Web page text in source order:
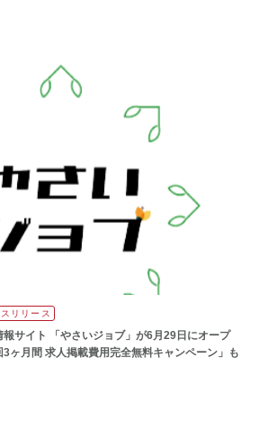
リリース
サイト 「やさいジョブ」が6月29日にオープ
月間 求人掲載費用完全無料キャンペーン」も